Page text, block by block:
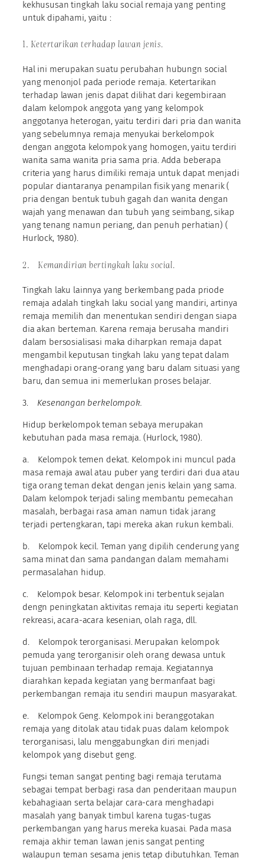
kekhususan tingkah laku social remaja yang penting
untuk dipahami, yaitu :
1. Ketertarikan terhadap lawan jenis.
Hal ini merupakan suatu perubahan hubungn social
yang menonjol pada periode remaja. Ketertarikan
terhadap lawan jenis dapat dilihat dari kegembiraan
dalam kelompok anggota yang yang kelompok
anggotanya heterogan, yaitu terdiri dari pria dan wanita
yang sebelumnya remaja menyukai berkelompok
dengan anggota kelompok yang homogen, yaitu terdiri
wanita sama wanita pria sama pria. Adda beberapa
criteria yang harus dimiliki remaja untuk dapat menjadi
popular diantaranya penampilan fisik yang menarik (
pria dengan bentuk tubuh gagah dan wanita dengan
wajah yang menawan dan tubuh yang seimbang, sikap
yang tenang namun periang, dan penuh perhatian) (
Hurlock, 1980).
2. Kemandirian bertingkah laku social.
Tingkah laku lainnya yang berkembang pada priode
remaja adalah tingkah laku social yang mandiri, artinya
remaja memilih dan menentukan sendiri dengan siapa
dia akan berteman. Karena remaja berusaha mandiri
dalam bersosialisasi maka diharpkan remaja dapat
mengambil keputusan tingkah laku yang tepat dalam
menghadapi orang-orang yang baru dalam situasi yang
baru, dan semua ini memerlukan proses belajar.
3. Kesenangan berkelompok.
Hidup berkelompok teman sebaya merupakan
kebutuhan pada masa remaja. (Hurlock, 1980).
a. Kelompok temen dekat. Kelompok ini muncul pada
masa remaja awal atau puber yang terdiri dari dua atau
tiga orang teman dekat dengan jenis kelain yang sama.
Dalam kelompok terjadi saling membantu pemecahan
masalah, berbagai rasa aman namun tidak jarang
terjadi pertengkaran, tapi mereka akan rukun kembali.
b. Kelompok kecil. Teman yang dipilih cenderung yang
sama minat dan sama pandangan dalam memahami
permasalahan hidup.
c. Kelompok besar. Kelompok ini terbentuk sejalan
dengn peningkatan aktivitas remaja itu seperti kegiatan
rekreasi, acara-acara kesenian, olah raga, dll.
d. Kelompok terorganisasi. Merupakan kelompok
pemuda yang terorganisir oleh orang dewasa untuk
tujuan pembinaan terhadap remaja. Kegiatannya
diarahkan kepada kegiatan yang bermanfaat bagi
perkembangan remaja itu sendiri maupun masyarakat.
e. Kelompok Geng. Kelompok ini beranggotakan
remaja yang ditolak atau tidak puas dalam kelompok
terorganisasi, lalu menggabungkan diri menjadi
kelompok yang disebut geng.
Fungsi teman sangat penting bagi remaja terutama
sebagai tempat berbagi rasa dan penderitaan maupun
kebahagiaan serta belajar cara-cara menghadapi
masalah yang banyak timbul karena tugas-tugas
perkembangan yang harus mereka kuasai. Pada masa
remaja akhir teman lawan jenis sangat penting
walaupun teman sesama jenis tetap dibutuhkan. Teman